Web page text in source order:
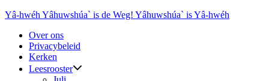
Ga
inhoud
Yâ-hwéh Yâhuwshúa` is de Weg! Yâhuwshúa` is Yâ-hwéh
Over ons
Privacybeleid
Kerken
Leesrooster